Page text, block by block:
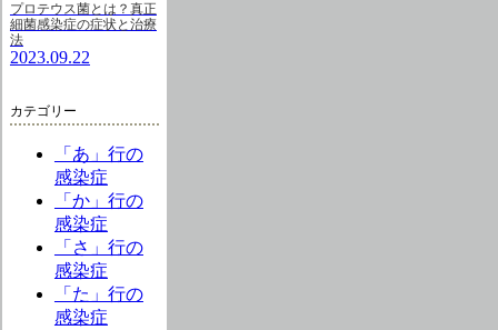
プロテウス菌とは？真正
細菌感染症の症状と治療
法
2023.09.22
カテゴリー
「あ」行の
感染症
「か」行の
感染症
「さ」行の
感染症
「た」行の
感染症